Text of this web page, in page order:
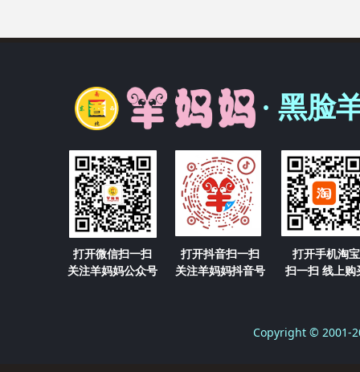
· 黑脸
打开微信扫一扫
关注羊妈妈公众号
打开抖音扫一扫
关注羊妈妈抖音号
Copyright © 2001-
打开手机淘宝
扫一扫 线上购